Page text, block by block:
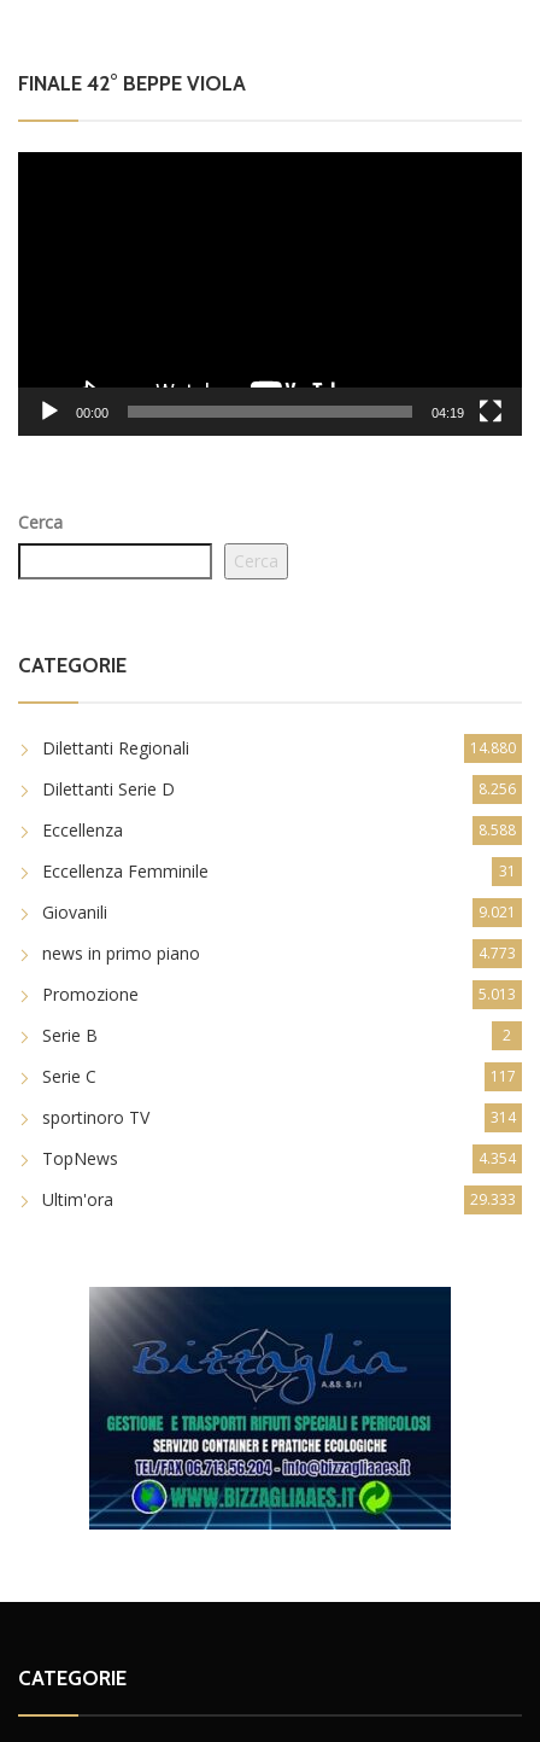
FINALE 42° BEPPE VIOLA
00:00 04:19
Cerca
Cerca
CATEGORIE
Dilettanti Regionali 14.880
Dilettanti Serie D 8.256
Eccellenza 8.588
Eccellenza Femminile 31
Giovanili 9.021
news in primo piano 4.773
Promozione 5.013
Serie B 2
Serie C 117
sportinoro TV 314
TopNews 4.354
Ultim'ora 29.333
CATEGORIE